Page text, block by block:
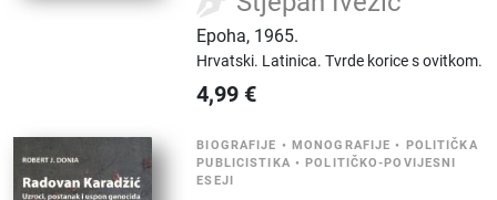
Epoha, 1965.
Hrvatski. Latinica.Tvrde korice s ovitkom.
4,99 €
BIOGRAFIJE • MONOGRAFIJE •
POLITIČKA
PUBLICISTIKA • POLITIČKO-POVIJESNI
ESEJI